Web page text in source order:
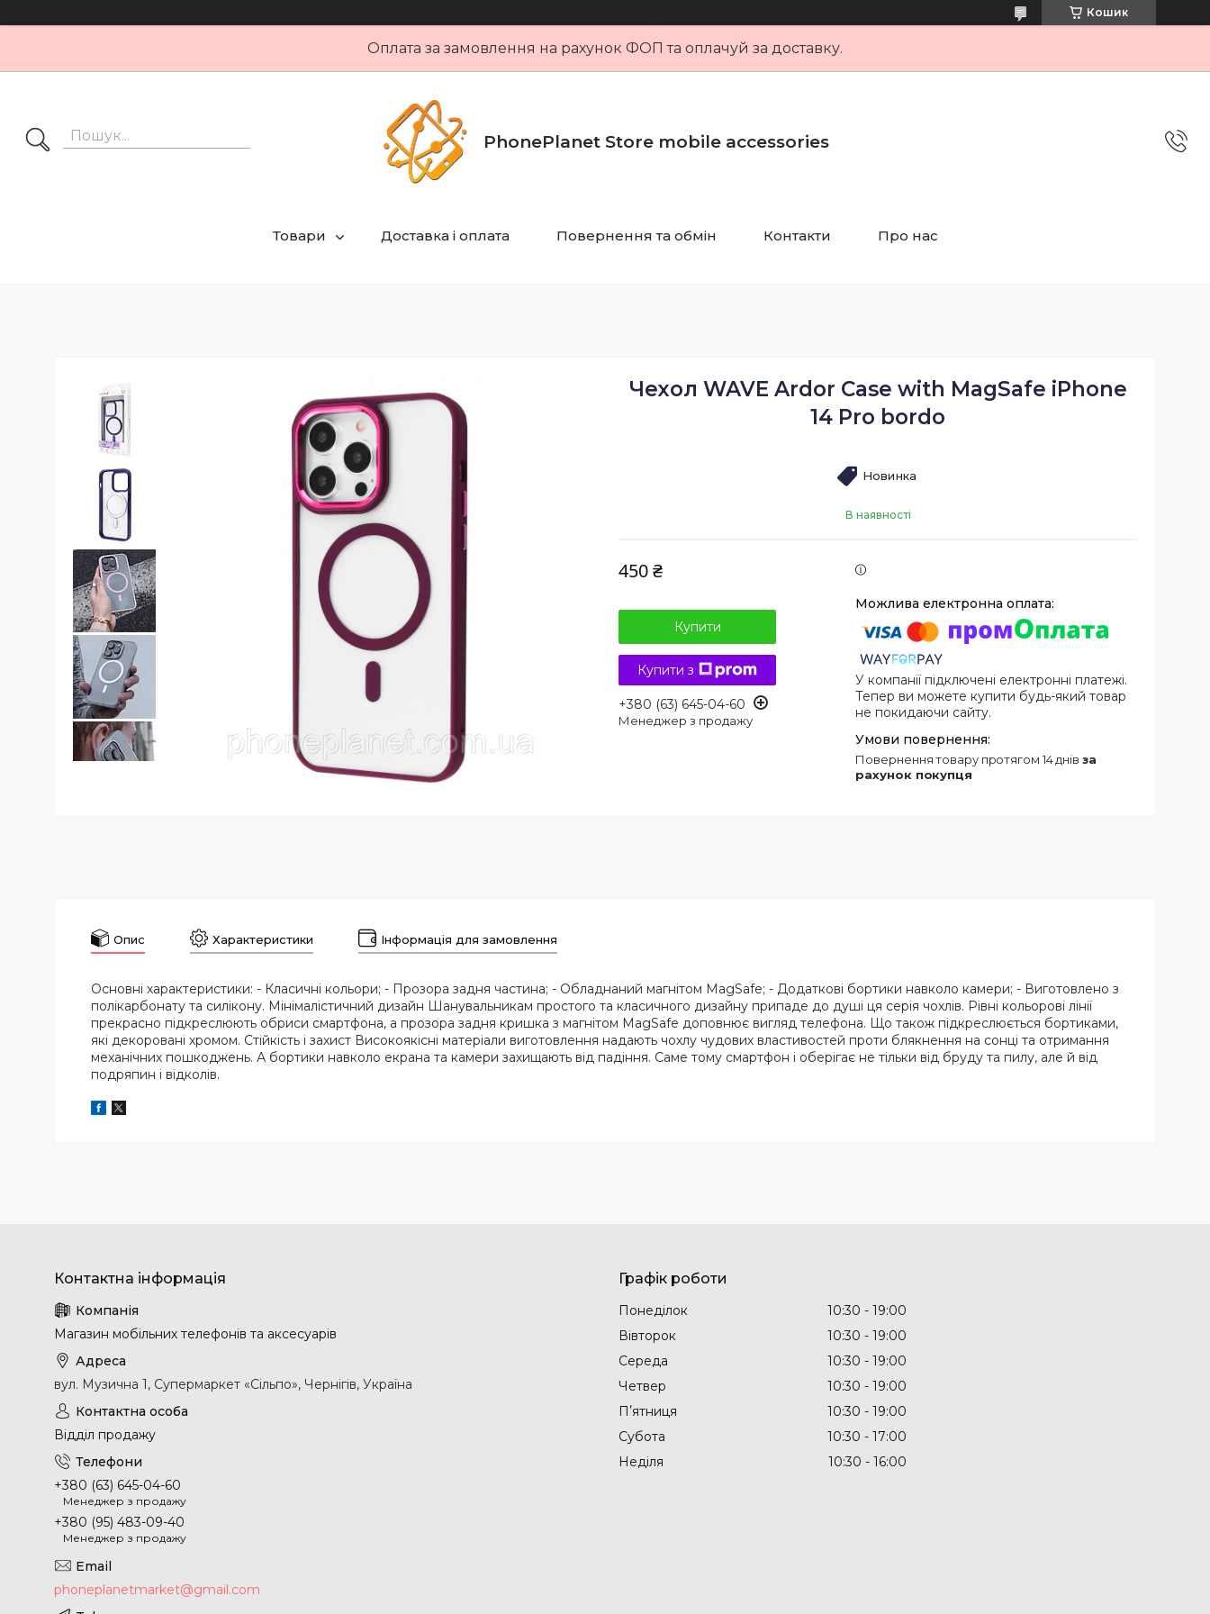
Кошик
Оплата за замовлення на рахунок ФОП та оплачуй за доставку.
PhonePlanet Store mobile accessories
Товари Доставка і оплата Повернення та обмін Контакти Про нас
Чехол WAVE Ardor Case with MagSafe iPhone
14 Pro bordo
Новинка
В наявності
450 ₴
Купити
Купити з
+380 (63) 645-04-60
Менеджер з продажу
У компанії підключені електронні платежі.
Тепер ви можете купити будь-який товар
не покидаючи сайту.
повернення товару протягом 14 днів за
рахунок покупця
Опис Характеристики Інформація для замовлення
Основні характеристики: - Класичні кольори; - Прозора задня частина; - Обладнаний магнітом MagSafe; - Додаткові бортики навколо камери; - Виготовлено з
полікарбонату та силікону. Мінімалістичний дизайн Шанувальникам простого та класичного дизайну припаде до душі ця серія чохлів. Рівні кольорові лінії
прекрасно підкреслюють обриси смартфона, а прозора задня кришка з магнітом MagSafe доповнює вигляд телефона. Що також підкреслюється бортиками,
які декоровані хромом. Стійкість і захист Високоякісні матеріали виготовлення надають чохлу чудових властивостей проти блякнення на сонці та отримання
механічних пошкоджень. А бортики навколо екрана та камери захищають від падіння. Саме тому смартфон і оберігає не тільки від бруду та пилу, але й від
подряпин і відколів.
Магазин мобільних телефонів та аксесуарів
вул. Музична 1, Супермаркет «Сільпо», Чернігів, Україна
Відділ продажу
+380 (63) 645-04-60
Менеджер з продажу
+380 (95) 483-09-40
Менеджер з продажу
phoneplanetmarket@gmail.com
Графік роботи
Понеділок 10:30
19:00
Вівторок
10:30
19:00
Середа
10:30
19:00
Четвер
10:30
19:00
Пʼятниця
10:30
19:00
Субота
10:30
17:00
Неділя
10:30 16:00